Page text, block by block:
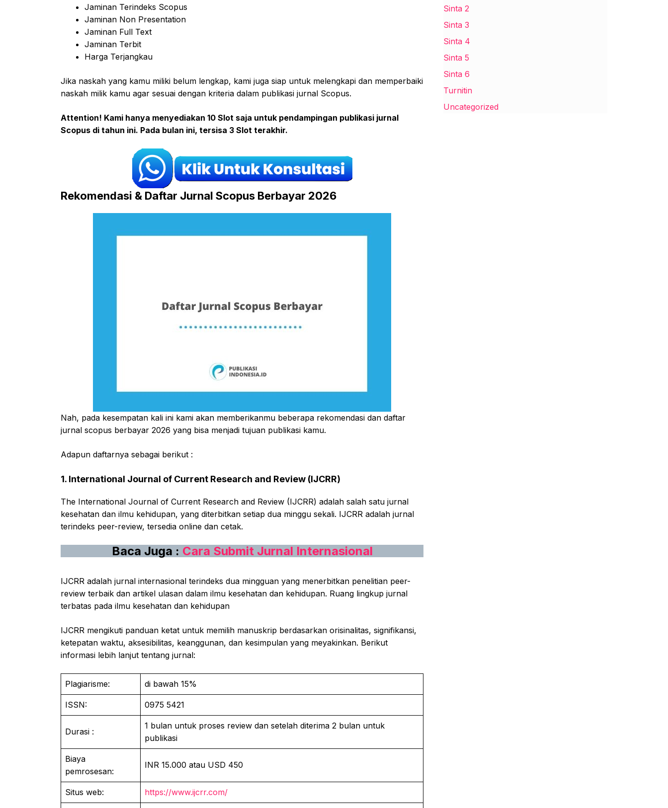
Jaminan Terindeks Scopus
Jaminan Non Presentation
Jaminan Full Text
Jaminan Terbit
Harga Terjangkau
Jika naskah yang kamu miliki belum lengkap, kami juga siap untuk melengkapi dan memperbaiki
naskah milik kamu agar sesuai dengan kriteria dalam publikasi jurnal Scopus.
Attention! Kami hanya menyediakan 10 Slot saja untuk pendampingan publikasi jurnal
Scopus di tahun ini. Pada bulan ini, tersisa 3 Slot terakhir.
Rekomendasi & Daftar Jurnal Scopus Berbayar 2026
Nah, pada kesempatan kali ini kami akan memberikanmu beberapa rekomendasi dan daftar
jurnal scopus berbayar 2026 yang bisa menjadi tujuan publikasi kamu.
Adapun daftarnya sebagai berikut :
1. International Journal of Current Research and Review (IJCRR)
The International Journal of Current Research and Review (IJCRR) adalah salah satu jurnal
kesehatan dan ilmu kehidupan, yang diterbitkan setiap dua minggu sekali. IJCRR adalah jurnal
terindeks peer-review, tersedia online dan cetak.
Baca Juga : Cara Submit Jurnal Internasional
IJCRR adalah jurnal internasional terindeks dua mingguan yang menerbitkan penelitian peer-
review terbaik dan artikel ulasan dalam ilmu kesehatan dan kehidupan. Ruang lingkup jurnal
terbatas pada ilmu kesehatan dan kehidupan
IJCRR mengikuti panduan ketat untuk memilih manuskrip berdasarkan orisinalitas, signifikansi,
ketepatan waktu, aksesibilitas, keanggunan, dan kesimpulan yang meyakinkan. Berikut
informasi lebih lanjut tentang jurnal:
Plagiarisme: di bawah 15%
ISSN: 0975 5421
Durasi :
1 bulan untuk proses review dan setelah diterima 2 bulan untuk
publikasi
Biaya
pemrosesan:
INR 15.000 atau USD 450
Situs web: https://www.ijcrr.com/
Sinta 2
Sinta 3
Sinta 4
Sinta 5
Sinta 6
Turnitin
Uncategorized